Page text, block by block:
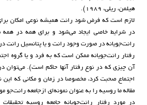
هیلمن، ریلی، 1989).
لازم است که فرض شود رانت همیشه نوعی امکان
در شرایط خاصی ایجاد می‌شود و برای همه در همه
رانت‌جویانه در صورت وجود رانت و یا پتانسیل رانت
رفتار رانت‌جویانه ممکن است که به فرد و یا گروه
آن چیزی که در نوع رفتار آنها حاکم است). می‌توان
اجتماع صحبت کرد، مخصوصا در زمان و مکانی که این
مقاله ما روسیه را به عنوان نمونه‌ای ازجامعه رانت‌جو
در مورد رفتار رانت‌جویانه جامعه روسیه